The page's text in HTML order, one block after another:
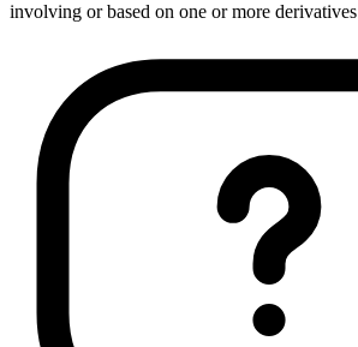
involving or based on one or more derivatives